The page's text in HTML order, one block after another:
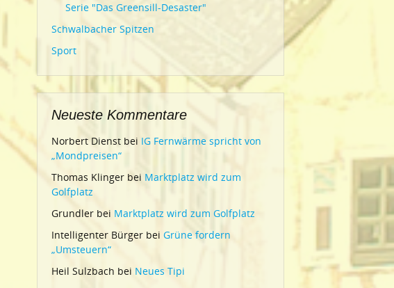
Serie "Das Greensill-Desaster"
Schwalbacher Spitzen
Sport
Neueste Kommentare
Norbert Dienst bei IG Fernwärme spricht von
„Mondpreisen“
Thomas Klinger bei Marktplatz wird zum
Golfplatz
Grundler bei Marktplatz wird zum Golfplatz
Intelligenter Bürger bei Grüne fordern
„Umsteuern“
Heil Sulzbach bei Neues Tipi